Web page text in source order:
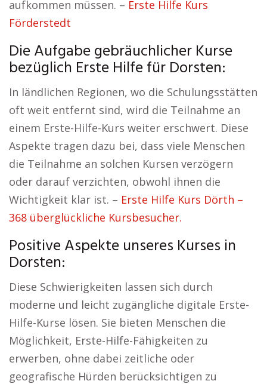
aufkommen müssen. – Erste Hilfe Kurs
Förderstedt
Die Aufgabe gebräuchlicher Kurse
bezüglich Erste Hilfe für Dorsten:
In ländlichen Regionen, wo die Schulungsstätten
oft weit entfernt sind, wird die Teilnahme an
einem Erste-Hilfe-Kurs weiter erschwert. Diese
Aspekte tragen dazu bei, dass viele Menschen
die Teilnahme an solchen Kursen verzögern
oder darauf verzichten, obwohl ihnen die
Wichtigkeit klar ist. – Erste Hilfe Kurs Dörth –
368 überglückliche Kursbesucher.
Positive Aspekte unseres Kurses in
Dorsten:
Diese Schwierigkeiten lassen sich durch
moderne und leicht zugängliche digitale Erste-
Hilfe-Kurse lösen. Sie bieten Menschen die
Möglichkeit, Erste-Hilfe-Fähigkeiten zu
erwerben, ohne dabei zeitliche oder
geografische Hürden berücksichtigen zu